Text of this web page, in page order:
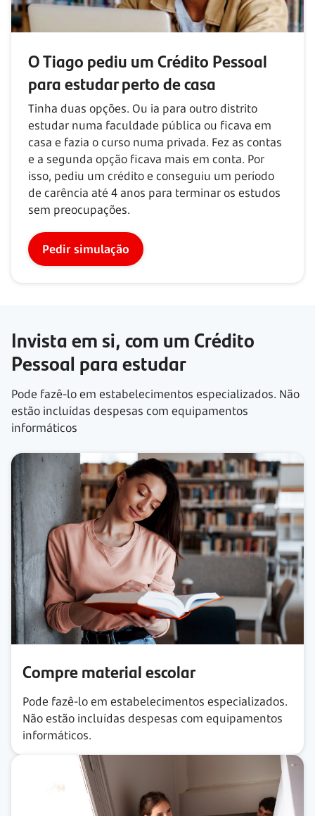
O Tiago pediu um Crédito Pessoal
para estudar perto de casa
Tinha duas opções. Ou ia para outro distrito
estudar numa faculdade pública ou ficava em
casa e fazia o curso numa privada. Fez as contas
e a segunda opção ficava mais em conta. Por
isso, pediu um crédito e conseguiu um período
de carência até 4 anos para terminar os estudos
sem preocupações.
Pedir simulação
Invista em si, com um Crédito
Pessoal para estudar
Pode fazê-lo em estabelecimentos especializados. Não
estão incluídas despesas com equipamentos
informáticos
Compre material escolar
Pode fazê-lo em estabelecimentos especializados.
Não estão incluídas despesas com equipamentos
informáticos.